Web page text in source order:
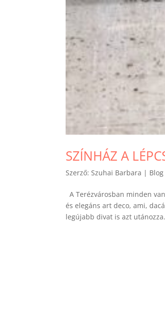
SZÍNHÁZ A
Szerző: Szuhai Barbara | Blog
A Terézvárosban minden
és elegáns art deco, ami,
legújabb divat is azt